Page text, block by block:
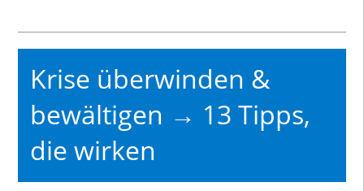
Krise überwinden &
bewältigen → 13 Tipps,
die wirken